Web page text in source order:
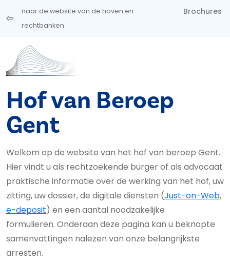
Overslaan en naar de inhoud gaan
naar de website van de hoven en
rechtbanken
Brochures
Hof van Beroep
Gent
Welkom op de website van het hof van beroep Gent.
Hier vindt u als rechtzoekende burger of als advocaat
praktische informatie over de werking van het hof, uw
zitting, uw dossier, de digitale diensten (Just-on-Web,
e-deposit) en een aantal noodzakelijke
formulieren. Onderaan deze pagina kan u beknopte
samenvattingen nalezen van onze belangrijkste
arresten.